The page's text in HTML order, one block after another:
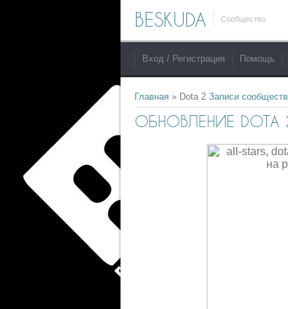
BESKUDA Сообщество
Вход / Регистрация Помощь
Главная » Dota 2 Записи
ОБНОВЛЕНИЕ DOTA